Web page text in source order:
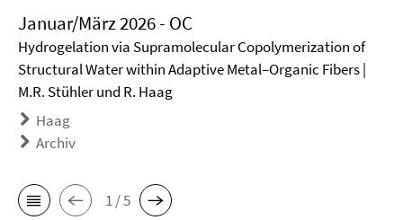
Januar/März 2026 - OC
Hydrogelation via Supramolecular Copolymerization of
Structural Water within Adaptive Metal–Organic Fibers |
M.R. Stühler und R. Haag
Haag
Archiv
1 / 5